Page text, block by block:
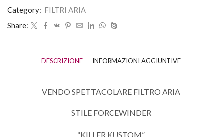
Category: FILTRI ARIA
Share:
DESCRIZIONE INFORMAZIONI AGGIUNTIVE
VENDO SPETTACOLARE FILTRO ARIA
STILE FORCEWINDER
“KILLER KUSTOM”